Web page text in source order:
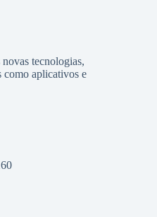
tecnologias,
como aplicativos e